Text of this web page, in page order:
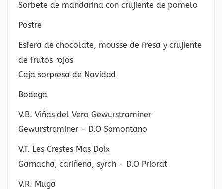
Sorbete de mandarina con crujiente de pomelo
Postre
Esfera de chocolate, mousse de fresa y crujiente
de frutos rojos
Caja sorpresa de Navidad
Bodega
V.B. Viñas del Vero Gewurstraminer
Gewurstraminer - D.O Somontano
V.T. Les Crestes Mas Doix
Garnacha, cariñena, syrah - D.O Priorat
V.R. Muga